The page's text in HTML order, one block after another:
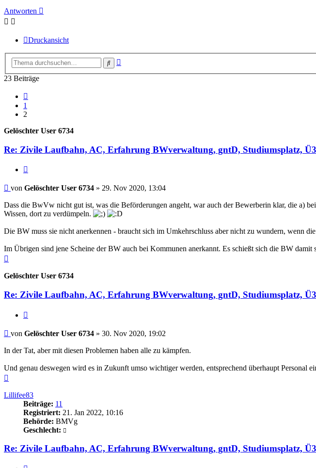
Antworten
Druckansicht
Suche
23 Beiträge
1
2
Gelöschter User 6734
Re: Zivile Laufbahn, AC, Erfahrung BWverwaltung, gntD, Studiumsplatz,
Beitrag
von Gelöschter User 6734 » 29. Nov 2020, 13:04
Dass die BwVw nicht gut ist, was die Beförderungen angeht, war auch der Bewerberin klar, die a)
Wissen, dort zu verdümpeln.
Die BW muss sie nicht anerkennen - braucht sich im Umkehrschluss aber nicht zu wundern, wenn
Im Übrigen sind jene Scheine der BW auch bei Kommunen anerkannt. Es schießt sich die BW damit
Gelöschter User 6734
Re: Zivile Laufbahn, AC, Erfahrung BWverwaltung, gntD, Studiumsplatz,
Beitrag
von Gelöschter User 6734 » 30. Nov 2020, 19:02
In der Tat, aber mit diesen Problemen haben alle zu kämpfen.
Und genau deswegen wird es in Zukunft umso wichtiger werden, entsprechend überhaupt Personal
Lillifee83
Beiträge: 11
Registriert: 21. Jan 2022, 10:16
Behörde: BMVg
Geschlecht:
Re: Zivile Laufbahn, AC, Erfahrung BWverwaltung, gntD, Studiumsplatz,